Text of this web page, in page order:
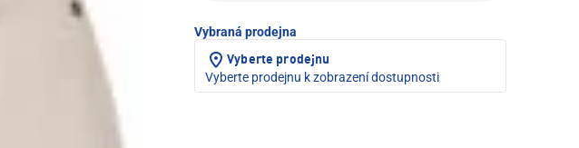
Vybraná prodejna
Vyberte prodejnu
Vyberte prodejnu k zobrazení dostupnosti